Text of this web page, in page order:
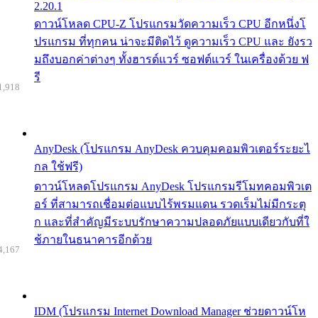
2.20.1
ดาวน์โหลด CPU-Z โปรแกรมวัดความเร็ว CPU อีกหนึ่งโ
ปรแกรม ที่ทุกคน น่าจะมีติดไว้ ดูความเร็ว CPU และ ยังรว
มถึงบอกค่าต่างๆ ทั้งฮารด์แวร์ ซอฟต์แวร์ ในเครื่องด้วย ฟ
รี
AnyDesk (โปรแกรม AnyDesk ควบคุมคอมพิวเตอร์ระยะไ
กล ใช้ฟรี)
ดาวน์โหลดโปรแกรม AnyDesk โปรแกรมรีโมทคอมพิวเต
อร์ ที่สามารถเชื่อมต่อแบบไร้พรมแดน รวดเร็มไม่มีกระตุ
ก และที่สำคัญมีระบบรักษาความปลอดภัยแบบเดียวกับที่ใ
ช้ภายในธนาคารอีกด้วย
IDM (โปรแกรม Internet Download Manager ช่วยดาวน์โห